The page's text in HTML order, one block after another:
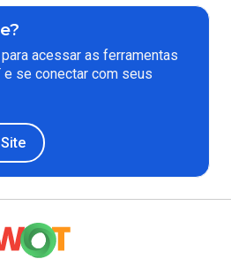
acessar as ferramentas
se conectar com seus